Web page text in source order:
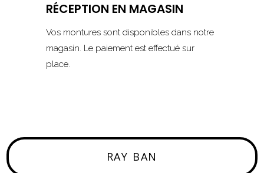
RÉCEPTION EN MAGASIN
Vos montures sont disponibles dans notre
magasin. Le paiement est effectué sur
place.
RAY BAN